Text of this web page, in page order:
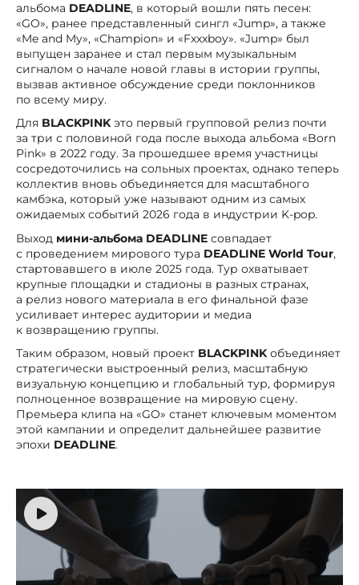
альбома DEADLINE, в который вошли пять песен:
«GO», ранее представленный сингл «Jump», а также
«Me and My», «Champion» и «Fxxxboy». «Jump» был
выпущен заранее и стал первым музыкальным
сигналом о начале новой главы в истории группы,
вызвав активное обсуждение среди поклонников
по всему миру.
Для BLACKPINKэто первый групповой релиз почти
за три с половиной года после выхода альбома «Born
Pink» в 2022 году. За прошедшее время участницы
сосредоточились на сольных проектах, однако теперь
коллектив вновь объединяется для масштабного
камбэка, который уже называют одним из самых
ожидаемых событий 2026 года в индустрии K-pop.
Выход мини-альбома DEADLINE совпадает
с проведением мирового тура DEADLINE World Tour,
стартовавшего в июле 2025 года. Тур охватывает
крупные площадки и стадионы в разных странах,
а релиз нового материала в его финальной фазе
усиливает интерес аудитории и медиа
к возвращению группы.
Таким образом, новый проект BLACKPINKобъединяет
стратегически выстроенный релиз, масштабную
визуальную концепцию и глобальный тур, формируя
полноценное возвращение на мировую сцену.
Премьера клипа на «GO» станет ключевым моментом
этой кампании и определит дальнейшее развитие
эпохи DEADLINE.